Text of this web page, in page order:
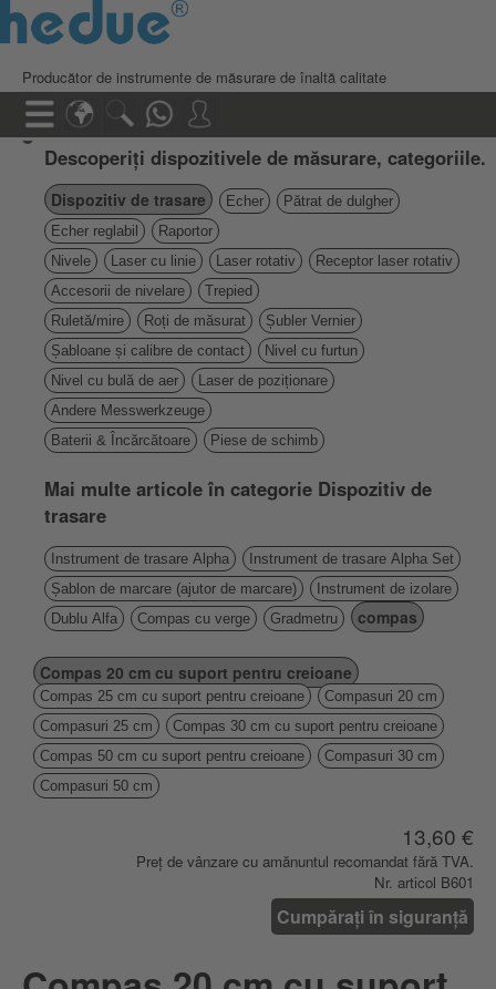
Producător de instrumente de măsurare de înaltă calitate
Descoperiți dispozitivele de măsurare, categoriile.
Dispozitiv de trasare Echer
Pătrat de dulgher
Echer reglabil
Raportor
Nivele
Laser cu linie Laser rotativ
Receptor laser rotativ
Accesorii de nivelare
Trepied
Ruletă/mire
Roți de măsurat
Șubler Vernier
Șabloane și calibre de contact
Nivel cu furtun
Nivel cu bulă de aer
Laser de poziționare
Andere Messwerkzeuge
Baterii & Încărcătoare
Piese de schimb
Mai multe articole în categorie Dispozitiv de
trasare
Instrument de trasare Alpha
Instrument de trasare Alpha Set
Șablon de marcare (ajutor de marcare)
Instrument de izolare
Dublu Alfa
Compas cu verge Gradmetru compas
Compas 20 cm cu suport pentru creioane
Compas 25 cm cu suport pentru creioane
Compasuri 20 cm
Compasuri 25 cm
Compas 30 cm cu suport pentru creioane
Compas 50 cm cu suport pentru creioane
Compasuri 30 cm
Compasuri 50 cm
13,60 €
Preț de vânzare cu amănuntul recomandat fără TVA.
Nr. articol B601
Cumpărați în siguranță